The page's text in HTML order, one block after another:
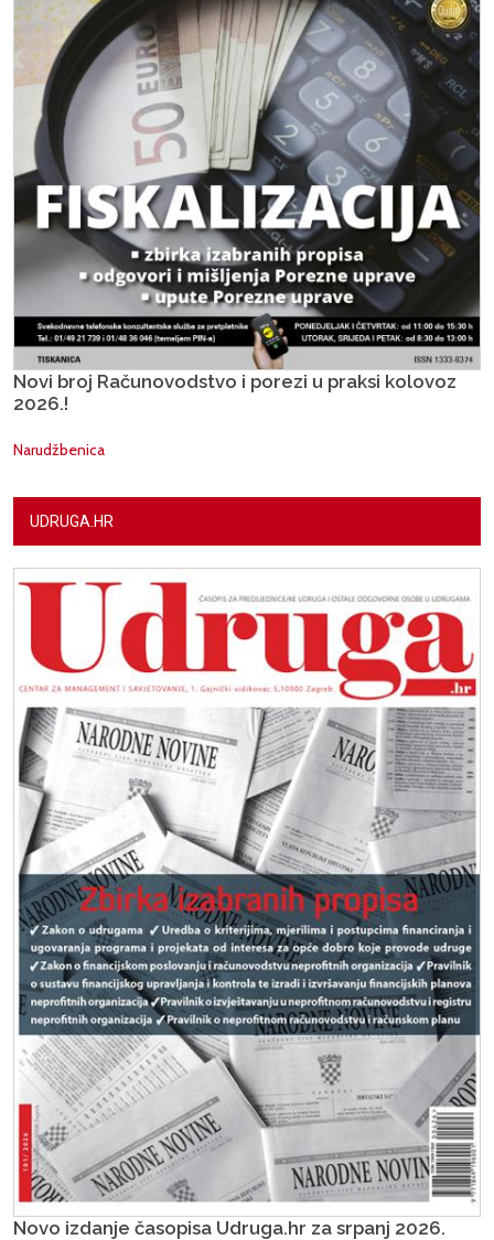
Novi broj Računovodstvo i porezi u praksi kolovoz
2026.!
Narudžbenica
UDRUGA.HR
Novo izdanje časopisa Udruga.hr za srpanj 2026.